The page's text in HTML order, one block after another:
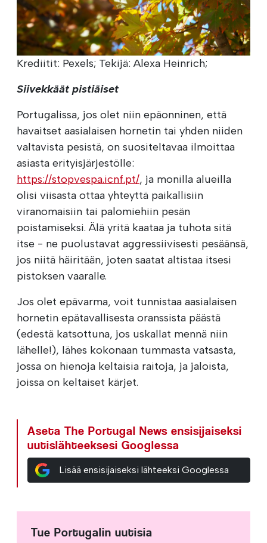
Krediitit: Pexels; Tekijä: Alexa Heinrich;
Siivekkäät pistiäiset
Portugalissa, jos olet niin epäonninen, että
havaitset aasialaisen hornetin tai yhden niiden
valtavista pesistä, on suositeltavaa ilmoittaa
asiasta erityisjärjestölle:
https://stopvespa.icnf.pt/, ja monilla alueilla
olisi viisasta ottaa yhteyttä paikallisiin
viranomaisiin tai palomiehiin pesän
poistamiseksi. Älä yritä kaataa ja tuhota sitä
itse - ne puolustavat aggressiivisesti pesäänsä,
jos niitä häiritään, joten saatat altistaa itsesi
pistoksen vaaralle.
Jos olet epävarma, voit tunnistaa aasialaisen
hornetin epätavallisesta oranssista päästä
(edestä katsottuna, jos uskallat mennä niin
lähelle!), lähes kokonaan tummasta vatsasta,
jossa on hienoja keltaisia raitoja, ja jaloista,
joissa on keltaiset kärjet.
Aseta The Portugal News ensisijaiseksi
uutislähteeksesi Googlessa
Lisää ensisijaiseksi lähteeksi Googlessa
Tue Portugalin uutisia